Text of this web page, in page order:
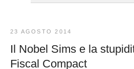
23 AGOSTO 2014
Il Nobel Sims e la
Fiscal Compact